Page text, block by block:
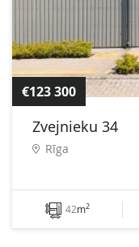
€123 300
Zvejnieku 34
Rīga
42m2